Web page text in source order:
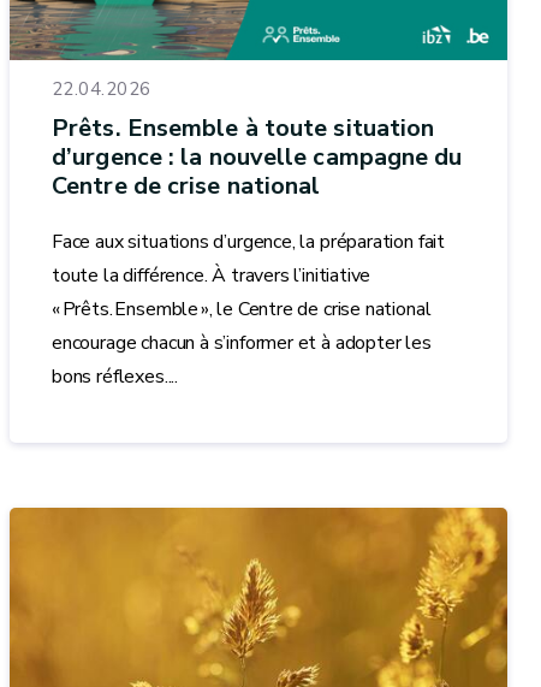
22.04.2026
Prêts. Ensemble à toute situation
d’urgence : la nouvelle campagne du
Centre de crise national
Face aux situations d’urgence, la préparation fait
toute la différence. À travers l’initiative
« Prêts. Ensemble », le Centre de crise national
encourage chacun à s’informer et à adopter les
bons réflexes....